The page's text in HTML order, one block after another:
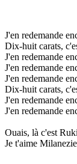
J'en redemande
Dix-huit carats,
J'en redemande
J'en redemande
J'en redemande
Dix-huit carats,
J'en redemande
J'en redemande
Ouais, là c'est
Je t'aime Milanezie